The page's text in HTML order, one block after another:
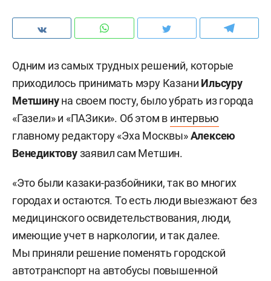
Одним из самых трудных решений, которые
приходилось принимать мэру Казани Ильсуру
Метшинуна своем посту, было убрать из города
«Газели» и «ПАЗики». Об этом в интервью
главному редактору «Эха Москвы»Алексею
Венедиктовузаявил сам Метшин.
«Это были казаки-разбойники, так во многих
городах и остаются. То есть люди выезжают без
медицинского освидетельствования, люди,
имеющие учет в наркологии, и так далее.
Мы приняли решение поменять городской
автотранспорт на автобусы повышенной